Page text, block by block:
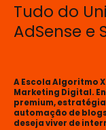
Tudo do
AdSense e
A Escola Algoritmo
Marketing Digital.
premium,
automação de
deseja viver de